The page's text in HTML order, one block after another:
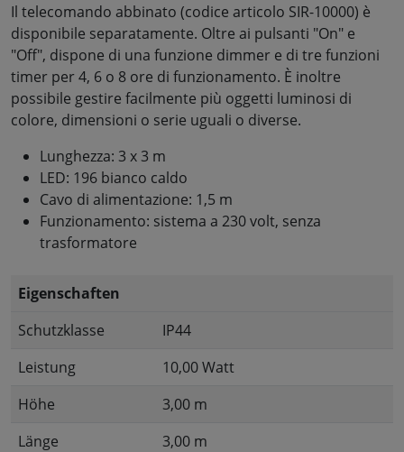
Il telecomando abbinato (codice articolo SIR-10000) è
disponibile separatamente. Oltre ai pulsanti "On" e
"Off", dispone di una funzione dimmer e di tre funzioni
timer per 4, 6 o 8 ore di funzionamento. È inoltre
possibile gestire facilmente più oggetti luminosi di
colore, dimensioni o serie uguali o diverse.
Lunghezza: 3 x 3 m
LED: 196 bianco caldo
Cavo di alimentazione: 1,5 m
Funzionamento: sistema a 230 volt, senza
trasformatore
Eigenschaften
Schutzklasse
IP44
Leistung
10,00 Watt
Höhe
3,00 m
Länge
3,00 m